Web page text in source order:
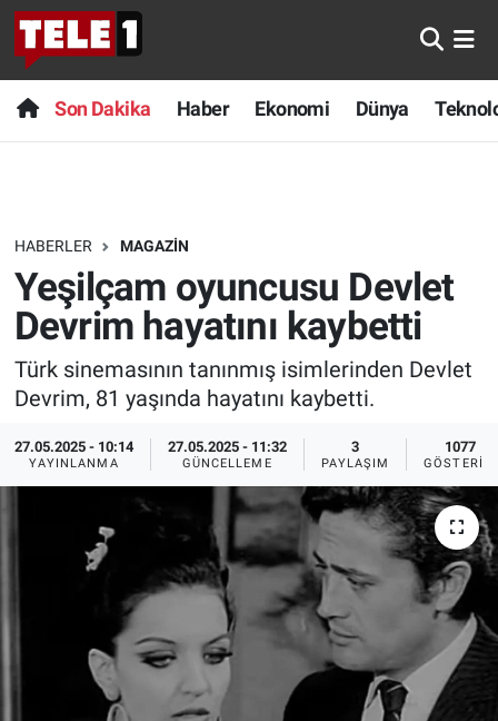
Son Dakika Haber Ekonomi Dünya
HABERLER MAGAZIN
Yeşilçam oyuncusu Devlet
Devrim hayatını kaybetti
Türk sinemasının tanınmış isimlerinden Devlet
Devrim, 81 yaşında hayatını kaybetti.
27.05.2025 - 10:14
YAYINLANMA
27.05.2025 - 11:32
GÜNCELLEME
3
PAYLAŞIM
1077
GÖSTERIM
Anında Manşet
Başka Sohbetler
Bilim turu
Bilim ve Teknoloji Evreni
Doğa Konuşuyor
Ege Saati
Ege'den Esintiler
Eğlence
Ekonomi
Son Dakika
Haber
Dünya
Teknoloji
Sağlık
Yayın Akışı
İletişim
Nöbetçi Eczaneler
Hava Durumu
Trafik Durumu
Süper Lig Puan Durumu ve Fikstür
Tüm Manşetler
Haber Arşivi